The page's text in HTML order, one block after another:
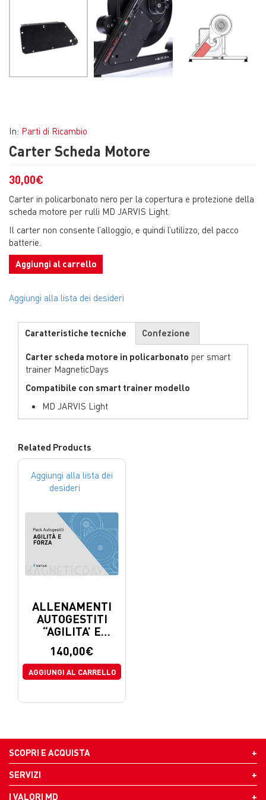
In: Parti di Ricambio
Carter Scheda Motore
30,00€
Carter in policarbonato nero per la copertura e protezione della
scheda motore per rulli MD JARVIS Light.
Il carter non consente l’alloggio, e quindi l’utilizzo, del pacco
batterie.
Aggiungi al carrello
Aggiungi alla lista dei desideri
Caratteristiche tecniche
Confezione
Carter scheda motore in policarbonato per smart
trainer MagneticDays
Compatibile con smart trainer modello
MD JARVIS Light
Related Products
Aggiungi alla lista dei
desideri
ALLENAMENTI
AUTOGESTITI
“AGILITA’ E
FORZA”
140,00€
AGGIUNGI AL CARRELLO
SCOPRI E ACQUISTA
SERVIZI
I VALORI MD